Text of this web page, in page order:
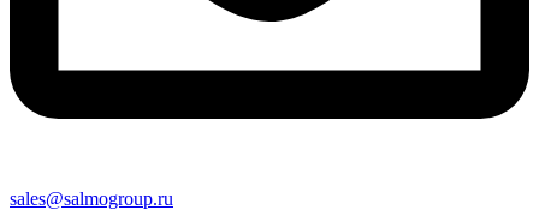
sales@salmogroup.ru